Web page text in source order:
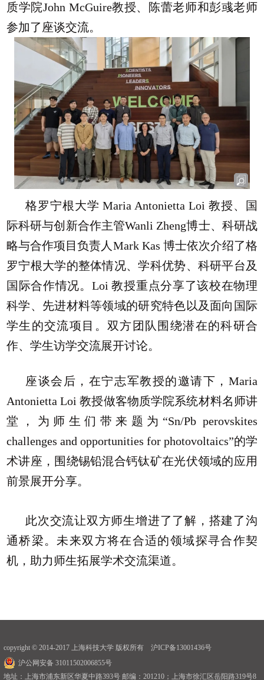
质学院John McGuire教授、陈蕾老师和彭彧老师
参加了座谈交流。
格罗宁根大学 Maria Antonietta Loi 教授、国
际科研与创新合作主管Wanli Zheng博士、科研战
略与合作项目负责人Mark Kas 博士依次介绍了格
罗宁根大学的整体情况、学科优势、科研平台及
国际合作情况。Loi 教授重点分享了该校在物理
科学、先进材料等领域的研究特色以及面向国际
学生的交流项目。双方团队围绕潜在的科研合
作、学生访学交流展开讨论。
座谈会后，在宁志军教授的邀请下，Maria
Antonietta Loi 教授做客物质学院系统材料名师讲
堂，为师生们带来题为“Sn/Pb perovskites
challenges and opportunities for photovoltaics”的学
术讲座，围绕锡铅混合钙钛矿在光伏领域的应用
前景展开分享。
此次交流让双方师生增进了了解，搭建了沟
通桥梁。未来双方将在合适的领域探寻合作契
机，助力师生拓展学术交流渠道。
copyright © 2014-2017 上海科技大学 版权所有 沪ICP备13001436号
沪公网安备 31011502006855号
地址：上海市浦东新区华夏中路393号 邮编：201210；上海市徐汇区岳阳路319号8